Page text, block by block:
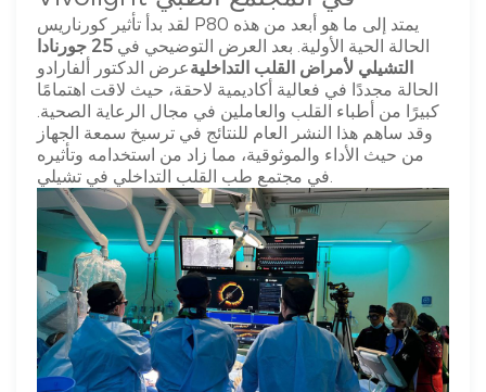
لقد بدأ تأثير كورناريس P80 يمتد إلى ما هو أبعد من هذه
الحالة الحية الأولية. بعد العرض التوضيحي في
25 جورنادا
التشيلي لأمراض القلب التداخليةعرض الدكتور ألفارادو
الحالة مجددًا في فعالية أكاديمية لاحقة، حيث لاقت اهتمامًا
كبيرًا من أطباء القلب والعاملين في مجال الرعاية الصحية.
وقد ساهم هذا النشر العام للنتائج في ترسيخ سمعة الجهاز
من حيث الأداء والموثوقية، مما زاد من استخدامه وتأثيره